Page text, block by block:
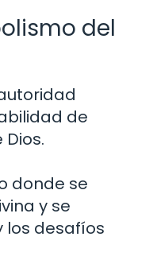
del
de
donde se
y se
desafíos